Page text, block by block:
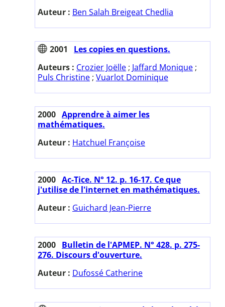
Auteur : Ben Salah Breigeat Chedlia
2001
Les copies en questions.
Auteurs : Crozier Joëlle ; Jaffard Monique ;
Puls Christine ; Vuarlot Dominique
2000 Apprendre à aimer les
mathématiques.
Auteur : Hatchuel Françoise
2000 Ac-Tice. N° 12. p. 16-17. Ce que
j'utilise de l'internet en mathématiques.
Auteur : Guichard Jean-Pierre
2000 Bulletin de l'APMEP. N° 428. p. 275-
276. Discours d'ouverture.
Auteur : Dufossé Catherine